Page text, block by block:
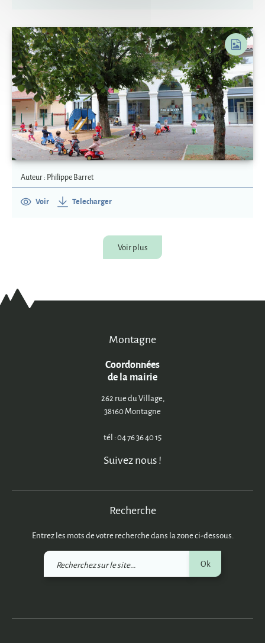
Auteur : Philippe Barret
Voir Telecharger
Voir plus
Montagne
Coordonnées
de la mairie
262 rue du Village,
38160 Montagne
tél : 04 76 36 40 15
Suivez nous !
Recherche
Entrez les mots de votre recherche dans la zone ci-dessous.
Recherchez
Ok